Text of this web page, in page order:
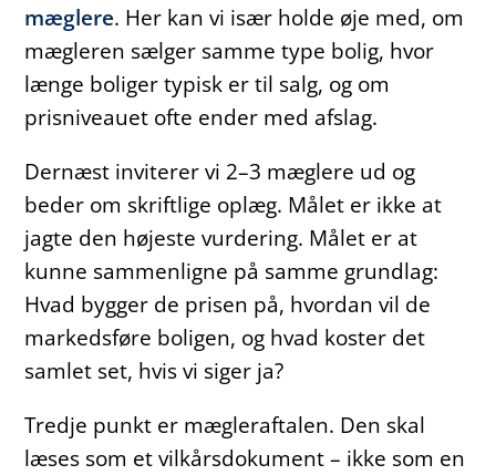
mæglere. Her kan vi især holde øje med, om
mægleren sælger samme type bolig, hvor
længe boliger typisk er til salg, og om
prisniveauet ofte ender med afslag.
Dernæst inviterer vi 2–3 mæglere ud og
beder om skriftlige oplæg. Målet er ikke at
jagte den højeste vurdering. Målet er at
kunne sammenligne på samme grundlag:
Hvad bygger de prisen på, hvordan vil de
markedsføre boligen, og hvad koster det
samlet set, hvis vi siger ja?
Tredje punkt er mægleraftalen. Den skal
læses som et vilkårsdokument – ikke som en